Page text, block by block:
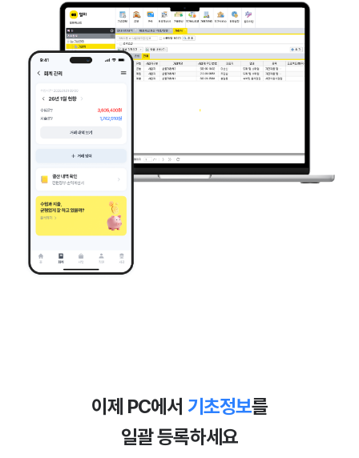
이제 PC에서 기초정보를
일괄 등록하세요